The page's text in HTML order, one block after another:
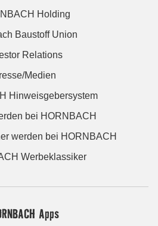
Holding
Baustoff Union
Relations
Medien
Hinweisgebersystem
bei HORNBACH
werden bei HORNBACH
Werbeklassiker
Apps